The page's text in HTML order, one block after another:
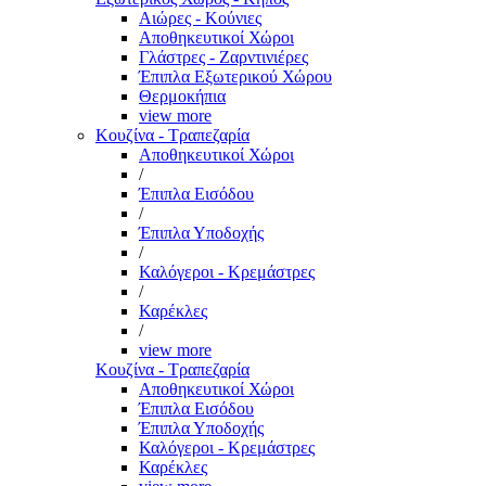
Αιώρες - Κούνιες
Αποθηκευτικοί Χώροι
Γλάστρες - Ζαρντινιέρες
Έπιπλα Εξωτερικού Χώρου
Θερμοκήπια
view more
Κουζίνα - Τραπεζαρία
Αποθηκευτικοί Χώροι
/
Έπιπλα Εισόδου
/
Έπιπλα Υποδοχής
/
Καλόγεροι - Κρεμάστρες
/
Καρέκλες
/
view more
Κουζίνα - Τραπεζαρία
Αποθηκευτικοί Χώροι
Έπιπλα Εισόδου
Έπιπλα Υποδοχής
Καλόγεροι - Κρεμάστρες
Καρέκλες